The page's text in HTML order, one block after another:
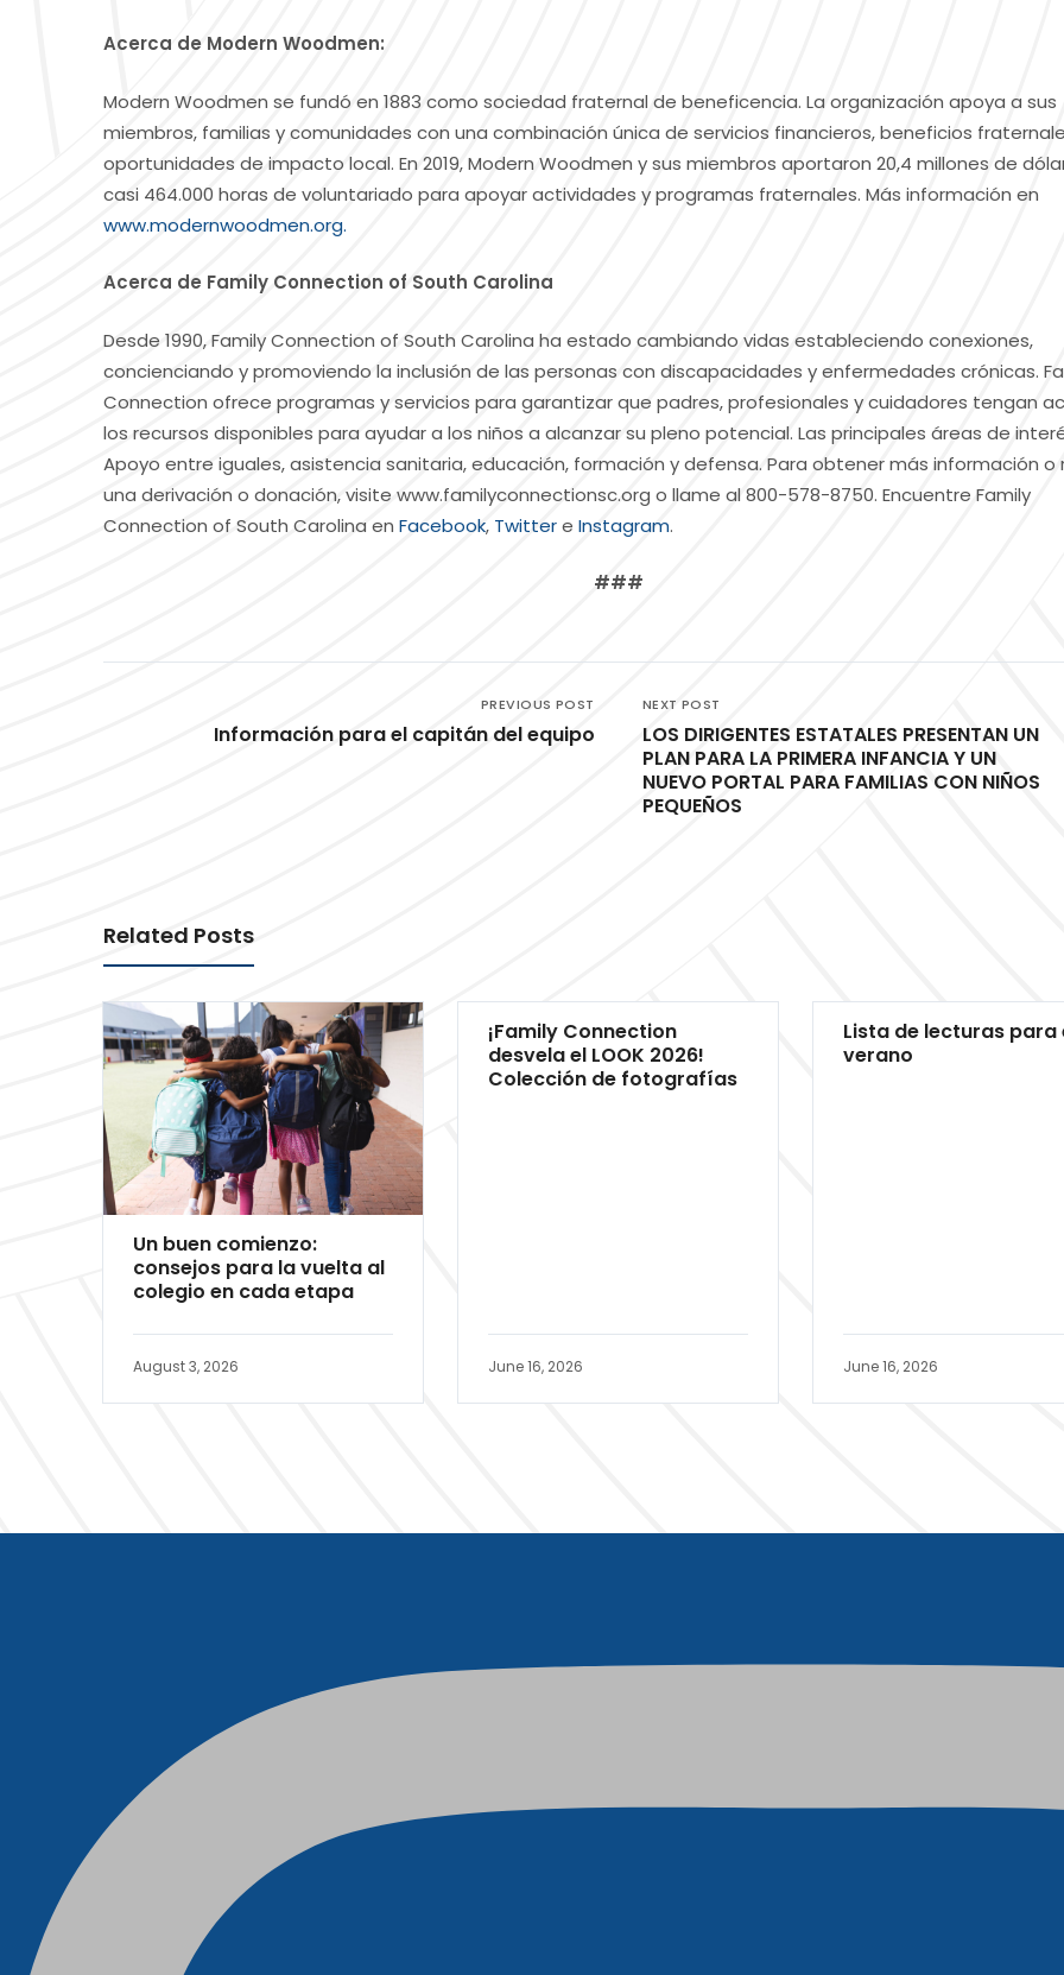
Acerca de Modern Woodmen:
Modern Woodmen se fundó en 1883 como sociedad fraternal de beneficencia. La organización apoya a sus
miembros, familias y comunidades con una combinación única de servicios financieros, beneficios
oportunidades de impacto local. En 2019, Modern Woodmen y sus miembros aportaron 20,4 millones de
casi 464.000 horas de voluntariado para apoyar actividades y programas fraternales. Más información en
www.modernwoodmen.org.
Acerca de Family Connection of South Carolina
Desde 1990, Family Connection of South Carolina ha estado cambiando vidas estableciendo conexiones,
concienciando y promoviendo la inclusión de las personas con discapacidades y enfermedades crónicas.
Connection ofrece programas y servicios para garantizar que padres, profesionales y cuidadores tengan
los recursos disponibles para ayudar a los niños a alcanzar su pleno potencial. Las principales áreas de
Apoyo entre iguales, asistencia sanitaria, educación, formación y defensa. Para obtener más información o
una derivación o donación, visite www.familyconnectionsc.org o llame al 800-578-8750. Encuentre Family
Connection of South Carolina en Facebook, Twittere Instagram.
###
PREVIOUS POST
Información para el capitán del equipo
NEXT POST
LOS DIRIGENTES ESTATALES PRESENTAN UN
PLAN PARA LA PRIMERA INFANCIA Y UN
NUEVO PORTAL PARA FAMILIAS CON NIÑOS
PEQUEÑOS
Related Posts
Un buen comienzo:
consejos para la vuelta al
colegio en cada etapa
August 3, 2026
¡Family Connection
desvela el LOOK 2026!
Colección de fotografías
June 16, 2026
Lista de lecturas para
verano
June 16, 2026